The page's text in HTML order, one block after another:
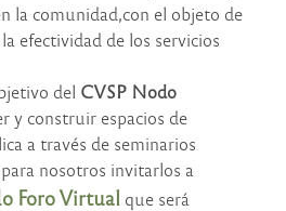
la comunidad,con el objeto de
efectividad de los servicios
del CVSP Nodo
y construir espacios de
a través de seminarios
nosotros invitarlos a
Foro Virtual que será